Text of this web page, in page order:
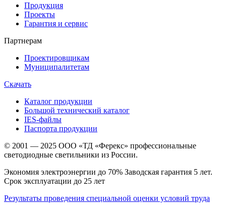
Продукция
Проекты
Гарантия и сервис
Партнерам
Проектировщикам
Муниципалитетам
Скачать
Каталог продукции
Большой технический каталог
IES-файлы
Паспорта продукции
© 2001 — 2025 ООО «ТД «Ферекс» профессиональные
светодиодные светильники из России.
Экономия электроэнергии до 70% Заводская гарантия 5 лет.
Срок эксплуатации до 25 лет
Результаты проведения специальной оценки условий труда